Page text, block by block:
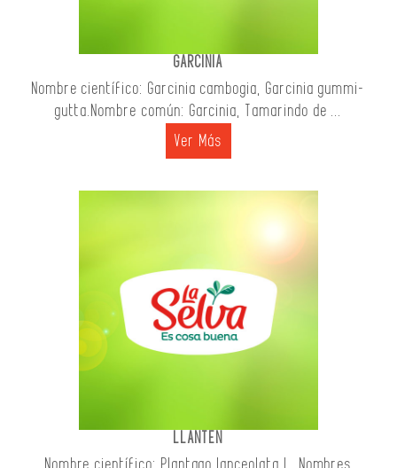
GARCINIA
Nombre científico: Garcinia cambogia, Garcinia gummi-
gutta.Nombre común: Garcinia, Tamarindo de ...
Ver Más
LLANTEN
Nombre científico: Plantago lanceolata L. Nombres